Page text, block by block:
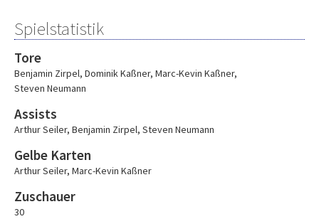
Spielstatistik
Tore
Benjamin Zirpel, Dominik Kaßner, Marc-Kevin Kaßner,
Steven Neumann
Assists
Arthur Seiler, Benjamin Zirpel, Steven Neumann
Gelbe Karten
Arthur Seiler, Marc-Kevin Kaßner
Zuschauer
30